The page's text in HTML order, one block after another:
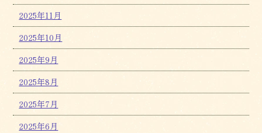
2025年11月
2025年10月
2025年9月
2025年8月
2025年7月
2025年6月